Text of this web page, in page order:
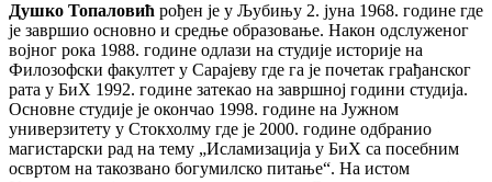
Душко Топаловић рођен је у Љубињу 2. јуна 1968. године где
је завршио основно и средње образовање. Након одслуженог
војног рока 1988. године одлази на студије историје на
Филозофски факултет у Сарајеву где га је почетак грађанског
рата у БиХ 1992. године затекао на завршној години студијa.
Основне студије је окончао 1998. године на Јужном
универзитету у Стокхолму где је 2000. године одбранио
магистарски рад на тему „Исламизација у БиХ са посебним
освртом на такозвано богумилско питање“. На истом